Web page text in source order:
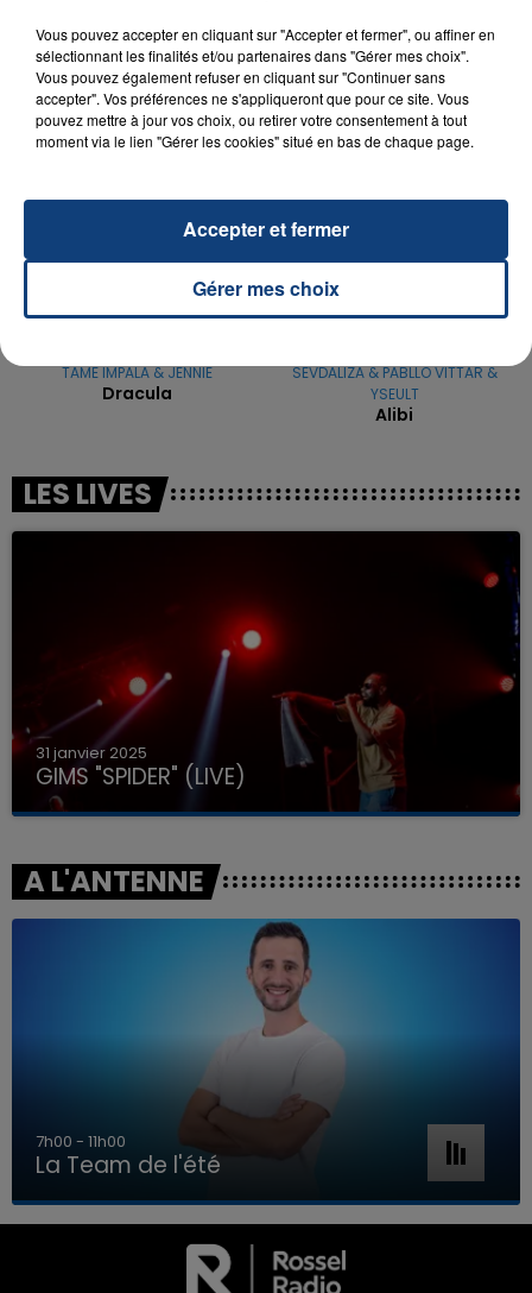
LA TEAM DE L'ÉTÉ
excuses.
TITRES DIFFUSÉS
10h22
10h22
TAME IMPALA & JENNIE
Dracula
10h20
10h20
SEVDALIZA & PABLLO VITTAR &
YSEULT
Alibi
LES LIVES
31 janvier 2025
GIMS "SPIDER" (LIVE)
A L'ANTENNE
7h00 - 11h00
La Team de l'été
Vous pouvez accepter en cliquant sur "Accepter et fermer", ou affiner en
sélectionnant les finalités et/ou partenaires dans "Gérer mes choix".
Vous pouvez également refuser en cliquant sur "Continuer sans
accepter". Vos préférences ne s'appliqueront que pour ce site. Vous
pouvez mettre à jour vos choix, ou retirer votre consentement à tout
moment via le lien "Gérer les cookies" situé en bas de chaque page.
Gérer mes choix
Accepter et fermer